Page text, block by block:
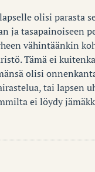
olisi parasta
ja tasapainoiseen
vähintäänkin
Tämä ei
olisi
tai lapsen
ei löydy